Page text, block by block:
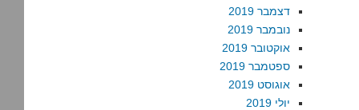
דצמבר 2019
נובמבר 2019
אוקטובר 2019
ספטמבר 2019
אוגוסט 2019
יולי 2019